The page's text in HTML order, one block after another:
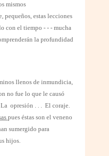
mismos
pequeños, estas lecciones
con el tiempo - - - mucha
la profundidad
llenos de inmundicia,
no fue lo que le causó
opresión . . . El coraje.
pues éstas son el veneno
sumergido para
hijos.